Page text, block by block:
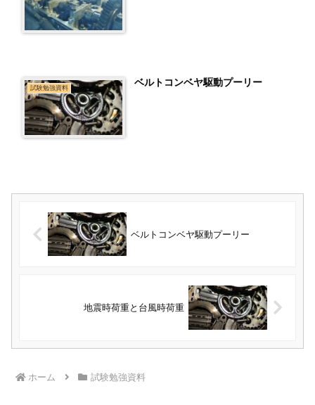
試験勉強資料 ベルトコンベヤ駆動プーリー
ベルトコンベヤ駆動プーリー
地震時荷重と台風時荷重
ホーム 試験勉強資料